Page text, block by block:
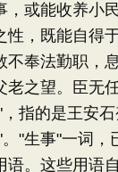
，或能收养小
性，既能自得
不奉法勤职，
老之望。臣无
指的是王安
"生事"一词，
语。这些用语